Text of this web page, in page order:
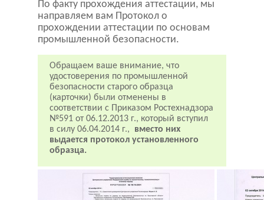
По факту прохождения аттестации, мы
направляем вам Протокол о
прохождении аттестации по основам
промышленной безопасности.
Обращаем ваше внимание, что
удостоверения по промышленной
безопасности старого образца
(карточки) были отменены в
соответствии с Приказом Ростехнадзора
№591 от 06.12.2013 г., который вступил
в силу 06.04.2014 г., вместо них
выдается протокол установленного
образца.